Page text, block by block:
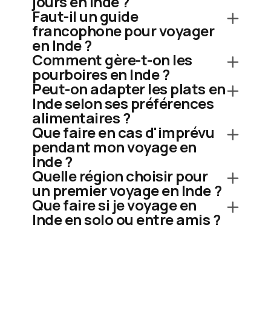
Faut-il un guide
francophone pour voyager
en Inde ?
Comment gère-t-on les
pourboires en Inde ?
Peut-on adapter les plats en
Inde selon ses préférences
alimentaires ?
Que faire en cas d'imprévu
pendant mon voyage en
Inde ?
Quelle région choisir pour
un premier voyage en Inde ?
Que faire si je voyage en
Inde en solo ou entre amis ?